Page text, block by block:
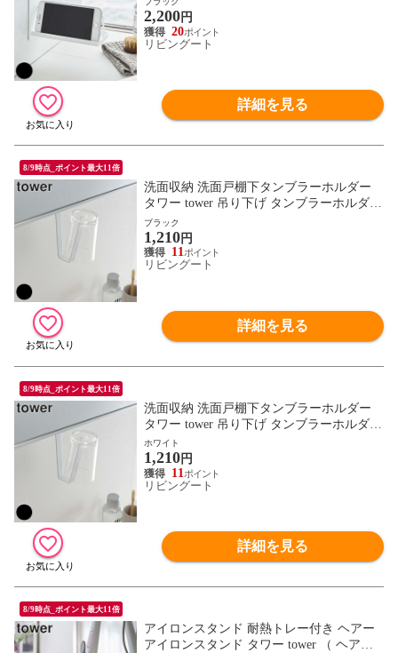
室 浴室収納 スチール 磁石 ホルダー スマ
ホ iphone スタンド 縦横 左右 キッチン 壁
壁面 収納 滑り止め ）【 ブラック 】
2,200円
20
リビングート
詳細を見る
8/9時点_ポイント最大11倍
洗面収納 洗面戸棚下タンブラーホルダー
タワー tower 吊り下げ タンブラーホルダー
山崎実業（ タンブラー 収納 洗面所 歯磨き
コップ スッキリ ミラーキャビネット 戸棚
吊戸棚 下 鏡下 浮かせて収納 歯みがき う
がい コップ ） 【 ブラック 】
ブラック
1,210円
11
リビングート
詳細を見る
8/9時点_ポイント最大11倍
洗面収納 洗面戸棚下タンブラーホルダー
タワー tower 吊り下げ タンブラーホルダー
山崎実業（ タンブラー 収納 洗面所 歯磨き
コップ スッキリ ミラーキャビネット 戸棚
吊戸棚 下 鏡下 浮かせて収納 歯みがき う
がい コップ ） 【 ホワイト 】
ホワイト
1,210円
11
リビングート
詳細を見る
8/9時点_ポイント最大11倍
アイロンスタンド 耐熱トレー付き ヘアー
アイロンスタンド タワー tower （ ヘアー